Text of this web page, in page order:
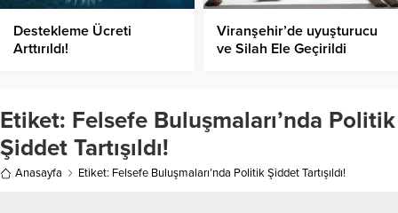
Destekleme Ücreti
Arttırıldı!
Viranşehir’de uyuşturucu
ve Silah Ele Geçirildi
Etiket: Felsefe Buluşmaları’nda Politik
Şiddet Tartışıldı!
Anasayfa Etiket: Felsefe Buluşmaları’nda Politik Şiddet Tartışıldı!